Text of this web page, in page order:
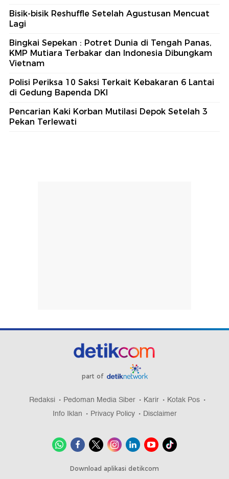
Bisik-bisik Reshuffle Setelah Agustusan Mencuat
Lagi
Bingkai Sepekan : Potret Dunia di Tengah Panas,
KMP Mutiara Terbakar dan Indonesia Dibungkam
Vietnam
Polisi Periksa 10 Saksi Terkait Kebakaran 6 Lantai
di Gedung Bapenda DKI
Pencarian Kaki Korban Mutilasi Depok Setelah 3
Pekan Terlewati
part of
Redaksi Pedoman Media Siber Karir
Kotak Pos
Info Iklan
Privacy Policy Disclaimer
Download aplikasi detikcom